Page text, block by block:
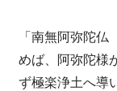
「南無阿弥陀
めば、阿弥陀様
ず極楽浄土へ導